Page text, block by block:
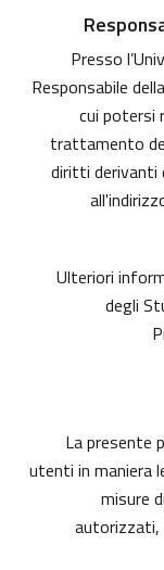
Presso
Responsabile
cui potersi
trattamento
diritti derivanti
Ulteriori
degli
La presente
utenti in maniera
misure
autorizzati,